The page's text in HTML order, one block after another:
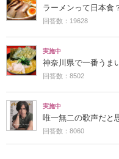
ラーメンって日本食
回答数：19628
実施中
神奈川県で一番うま
回答数：8502
実施中
唯一無二の歌声だと
回答数：8060